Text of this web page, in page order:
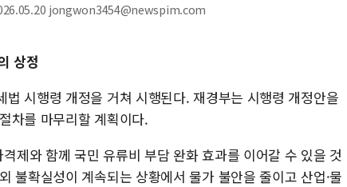
jongwon3454@newspim.com
상정
법 시행령 개정을 거쳐 시행된다. 재경부는 시행령 개정안을
차를 마무리할 계획이다.
제와 함께 국민 유류비 부담 완화 효과를 이어갈 수 있을 것
불확실성이 계속되는 상황에서 물가 불안을 줄이고 산업·물